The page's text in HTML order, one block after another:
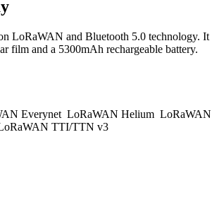
LoRaWAN and Bluetooth 5.0 technology.
film and a 5300mAh rechargeable battery.
Everynet LoRaWAN Helium
TTI/TTN v3